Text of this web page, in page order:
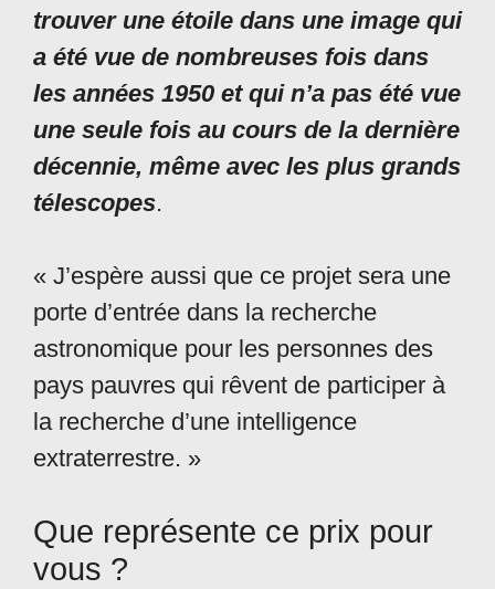
trouver une étoile dans une image qui
a été vue de nombreuses fois dans
les années 1950 et qui n’a pas été vue
une seule fois au cours de la dernière
décennie, même avec les plus grands
télescopes.
« J’espère aussi que ce projet sera une
porte d’entrée dans la recherche
astronomique pour les personnes des
pays pauvres qui rêvent de participer à
la recherche d’une intelligence
extraterrestre. »
Que représente ce prix pour
vous ?